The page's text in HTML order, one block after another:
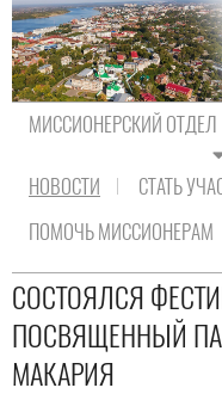
МИССИОНЕРСКИЙ ОТДЕЛ
НОВОСТИ
СТАТЬ
ПОМОЧЬ МИССИОНЕРАМ
Новости епархии
СОСТОЯЛСЯ
ПОСВЯЩЕННЫЙ
МАКАРИЯ